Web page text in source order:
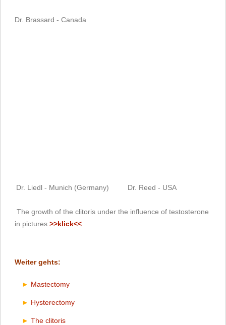
Dr. Brassard - Canada
Dr. Liedl - Munich (Germany) Dr. Reed - USA
The growth of the clitoris under the influence of testosterone
in pictures >>klick<<
Weiter gehts:
Mastectomy
Hysterectomy
The clitoris